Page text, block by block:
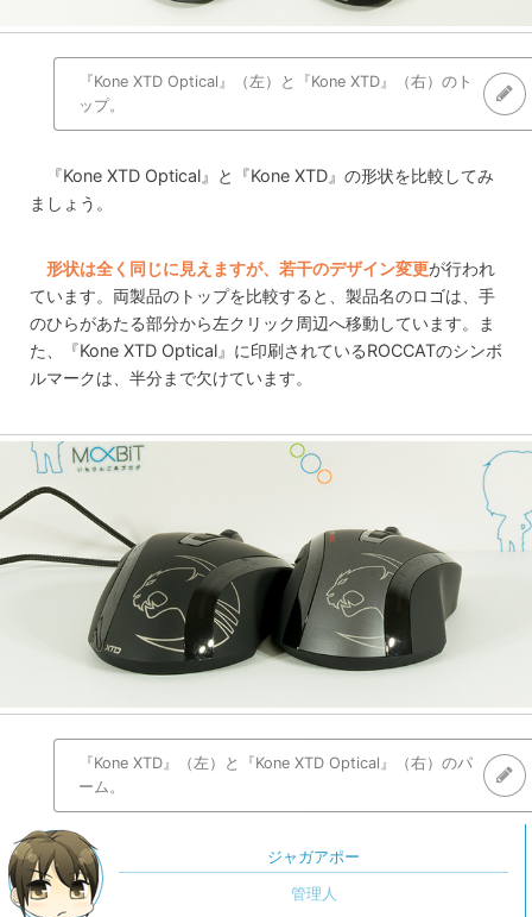
『Kone XTD Optical』（左）と『Kone XTD』（右）のト
ップ。
『Kone XTD Optical』と『Kone XTD』の形状を比較してみ
ましょう。
形状は全く同じに見えますが、若干のデザイン変更が行われ
ています。両製品のトップを比較すると、製品名のロゴは、手
のひらがあたる部分から左クリック周辺へ移動しています。ま
た、『Kone XTD Optical』に印刷されているROCCATのシンボ
ルマークは、半分まで欠けています。
『Kone XTD』（左）と『Kone XTD Optical』（右）のパ
ーム。
ジャガアポー